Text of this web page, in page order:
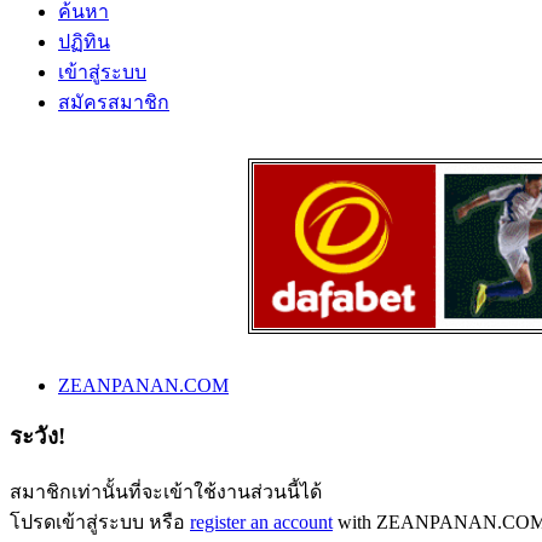
ค้นหา
ปฏิทิน
เข้าสู่ระบบ
สมัครสมาชิก
ZEANPANAN.COM
ระวัง!
สมาชิกเท่านั้นที่จะเข้าใช้งานส่วนนี้ได้
โปรดเข้าสู่ระบบ หรือ register an account with